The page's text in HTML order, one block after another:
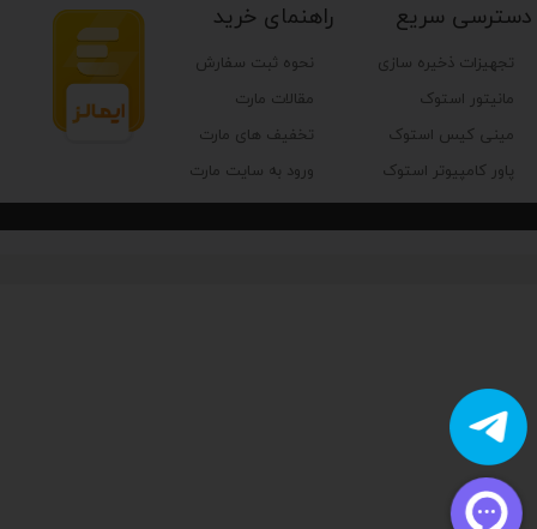
تجهیزات ذخیره سازی
مانیتور استوک
مینی کیس استوک
پاور کامپیوتر استوک
دسترسی سریع راهنمای خرید
نحوه ثبت سفارش
مقالات مارت
تخفیف های مارت
ورود به سایت مارت